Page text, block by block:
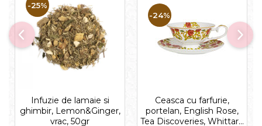
-25%
Infuzie de lamaie si
ghimbir, Lemon&Ginger,
vrac, 50gr
-24%
Ceasca cu farfurie,
portelan, English Rose,
Tea Discoveries, Whittard